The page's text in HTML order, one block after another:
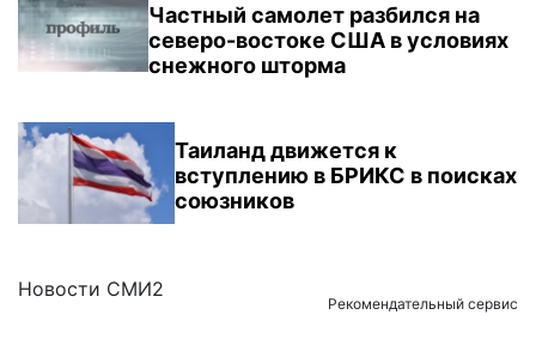
Частный самолет разбился на
северо-востоке США в условиях
снежного шторма
Таиланд движется к
вступлению в БРИКС в поисках
союзников
Новости СМИ2
Рекомендательный сервис